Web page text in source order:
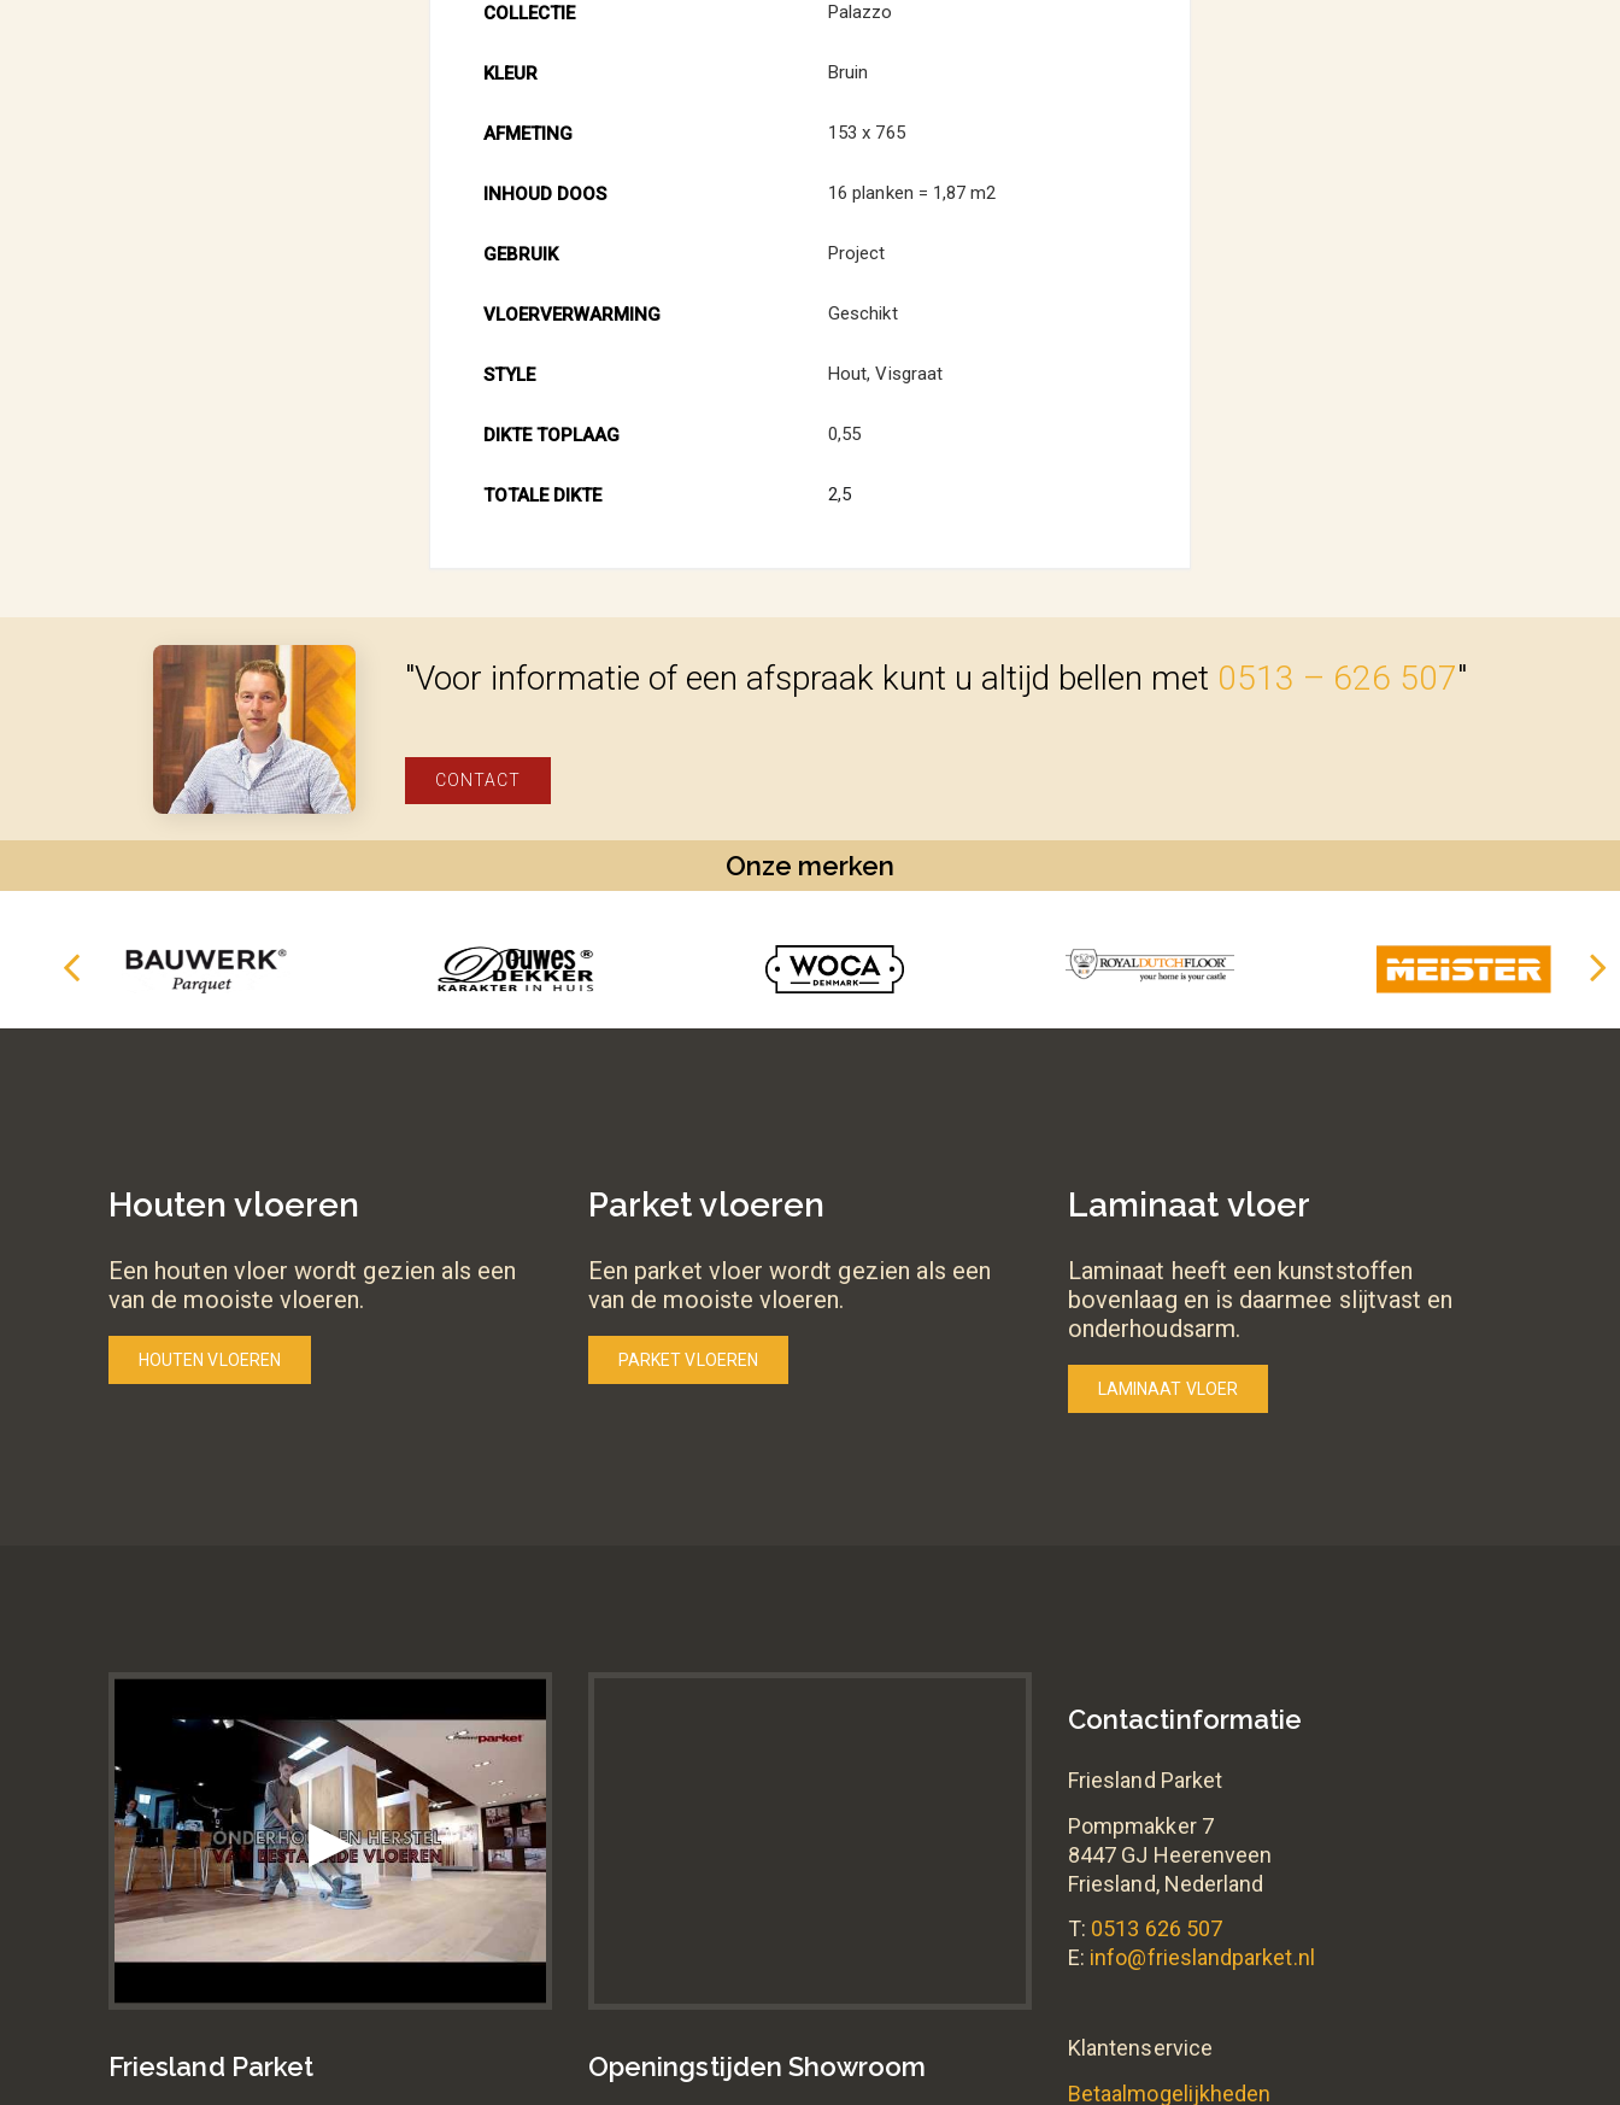
COLLECTIE Palazzo
KLEUR Bruin
AFMETING 153 x 765
INHOUD DOOS 16 planken = 1,87 m2
GEBRUIK Project
VLOERVERWARMING Geschikt
STYLE Hout, Visgraat
DIKTE TOPLAAG 0,55
TOTALE DIKTE 2,5
"Voor informatie of een afspraak kunt u altijd bellen met 0513 – 626 507"
CONTACT
Onze merken
Houten vloeren
Een houten vloer wordt gezien als een
van de mooiste vloeren.
HOUTEN VLOEREN
Parket vloeren
Een parket vloer wordt gezien als een
van de mooiste vloeren.
PARKET VLOEREN
Laminaat vloer
Laminaat heeft een kunststoffen
bovenlaag en is daarmee slijtvast en
onderhoudsarm.
LAMINAAT VLOER
Friesland Parket Openingstijden Showroom
Contactinformatie
Friesland Parket
Pompmakker 7
8447 GJ Heerenveen
Friesland, Nederland
T: 0513 626 507
E: info@frieslandparket.nl
Klantenservice
Betaalmogelijkheden